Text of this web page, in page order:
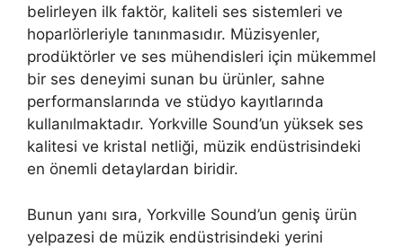
belirleyen ilk faktör, kaliteli ses sistemleri ve
hoparlörleriyle tanınmasıdır. Müzisyenler,
prodüktörler ve ses mühendisleri için mükemmel
bir ses deneyimi sunan bu ürünler, sahne
performanslarında ve stüdyo kayıtlarında
kullanılmaktadır. Yorkville Sound’un yüksek ses
kalitesi ve kristal netliği, müzik endüstrisindeki
en önemli detaylardan biridir.
Bunun yanı sıra, Yorkville Sound’un geniş ürün
yelpazesi de müzik endüstrisindeki yerini